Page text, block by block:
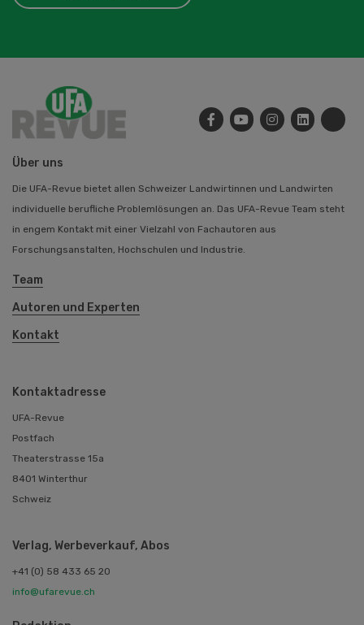
Über uns
Die UFA-Revue bietet allen Schweizer Landwirtinnen und Landwirten
individuelle berufliche Problemlösungen an. Das UFA-Revue Team steht
in engem Kontakt mit einer Vielzahl von Fachautoren aus
Forschungsanstalten, Hochschulen und Industrie.
Team
Autoren und Experten
Kontakt
Kontaktadresse
UFA-Revue
Postfach
Theaterstrasse 15a
8401 Winterthur
Schweiz
Verlag, Werbeverkauf, Abos
+41 (0) 58 433 65 20
info@ufarevue.ch